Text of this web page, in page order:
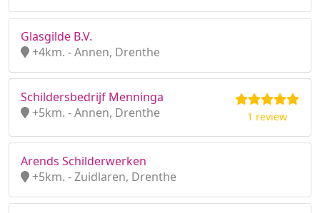
Glasgilde B.V.
+4km. - Annen, Drenthe
Schildersbedrijf Menninga
+5km. - Annen, Drenthe
1 review
Arends Schilderwerken
+5km. - Zuidlaren, Drenthe